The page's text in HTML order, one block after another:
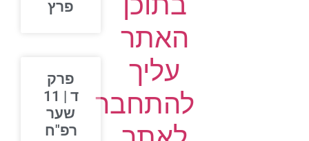
האתר
עליך
להתחבר
פרץ
פרק
ד | 11
שער
רפ"ח